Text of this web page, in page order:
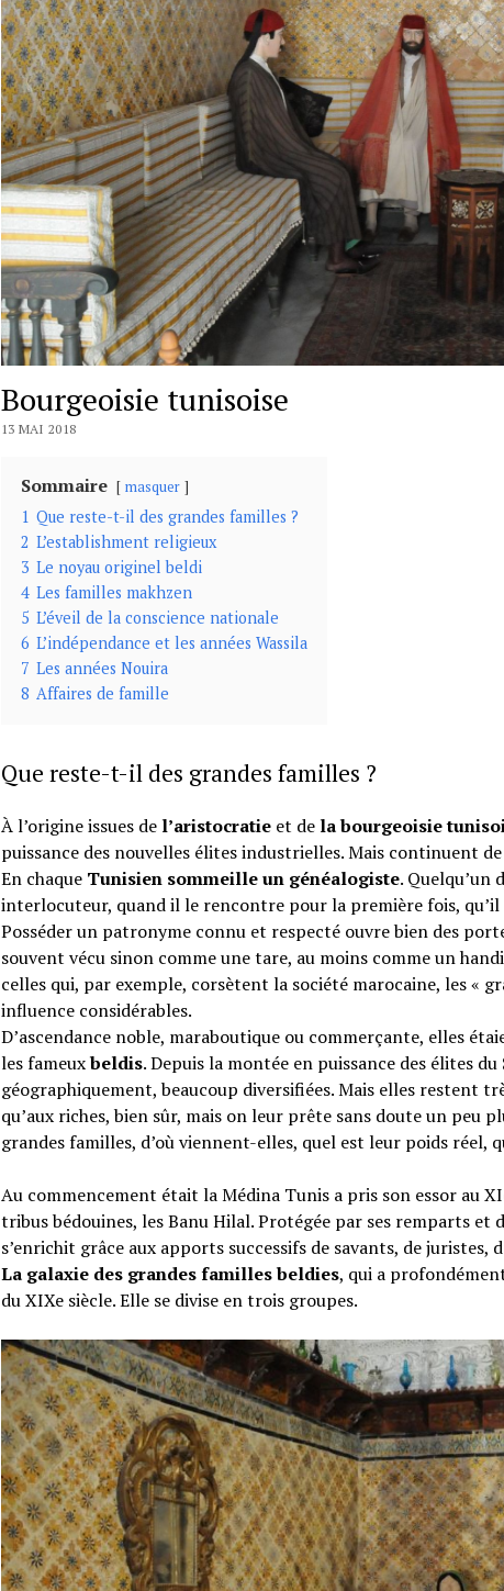
Bourgeoisie tunisoise
13 MAI 2018
Sommaire masquer
1 Que reste-t-il des grandes familles ?
2 L’establishment religieux
3 Le noyau originel beldi
4 Les familles makhzen
5 L’éveil de la conscience nationale
6 L’indépendance et les années Wassila
7 Les années Nouira
8 Affaires de famille
Que reste-t-il des grandes familles ?
À l’origine issues de l’aristocratieet de la bourgeoisie
puissance des nouvelles élites industrielles. Mais continuent
En chaque Tunisien sommeille un généalogiste. Quelqu’un
interlocuteur, quand il le rencontre pour la première fois,
Posséder un patronyme connu et respecté ouvre bien des
souvent vécu sinon comme une tare, au moins comme un
celles qui, par exemple, corsètent la société marocaine, les «
influence considérables.
D’ascendance noble, maraboutique ou commerçante, elles
les fameuxbeldis. Depuis la montée en puissance des élites
géographiquement, beaucoup diversifiées. Mais elles restent
qu’aux riches, bien sûr, mais on leur prête sans doute un peu
grandes familles, d’où viennent-elles, quel est leur poids réel,
Au commencement était la Médina Tunis a pris son essor au
tribus bédouines, les Banu Hilal. Protégée par ses remparts
s’enrichit grâce aux apports successifs de savants, de juristes,
La galaxie des grandes familles beldies, qui a
du XIXe siècle. Elle se divise en trois groupes.